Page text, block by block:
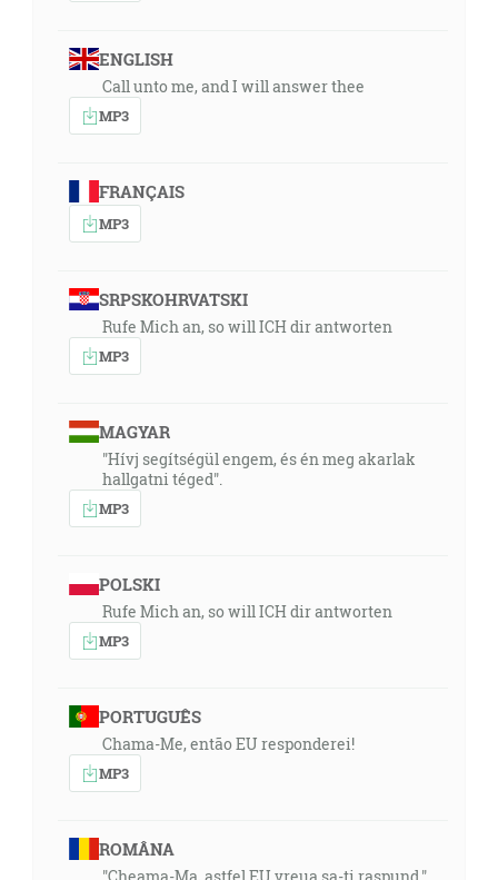
ENGLISH
Call unto me, and I will answer thee
MP3
FRANÇAIS
MP3
SRPSKOHRVATSKI
Rufe Mich an, so will ICH dir antworten
MP3
MAGYAR
"Hívj segítségül engem, és én meg akarlak
hallgatni téged".
MP3
POLSKI
Rufe Mich an, so will ICH dir antworten
MP3
PORTUGUÊS
Chama-Me, então EU responderei!
MP3
ROMÂNA